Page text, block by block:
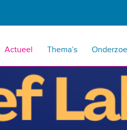
Actueel Thema’s